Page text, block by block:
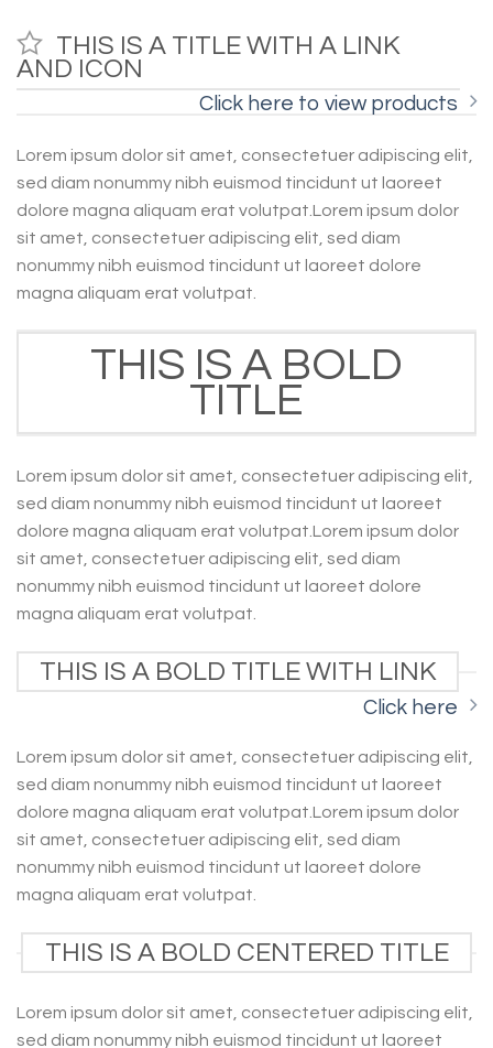
THIS IS A TITLE WITH A LINK
AND ICON
Click here to view products
Lorem ipsum dolor sit amet, consectetuer adipiscing elit,
sed diam nonummy nibh euismod tincidunt ut laoreet
dolore magna aliquam erat volutpat.Lorem ipsum dolor
sit amet, consectetuer adipiscing elit, sed diam
nonummy nibh euismod tincidunt ut laoreet dolore
magna aliquam erat volutpat.
THIS IS A BOLD
TITLE
Lorem ipsum dolor sit amet, consectetuer adipiscing elit,
sed diam nonummy nibh euismod tincidunt ut laoreet
dolore magna aliquam erat volutpat.Lorem ipsum dolor
sit amet, consectetuer adipiscing elit, sed diam
nonummy nibh euismod tincidunt ut laoreet dolore
magna aliquam erat volutpat.
THIS IS A BOLD TITLE WITH LINK
Click here
Lorem ipsum dolor sit amet, consectetuer adipiscing elit,
sed diam nonummy nibh euismod tincidunt ut laoreet
dolore magna aliquam erat volutpat.Lorem ipsum dolor
sit amet, consectetuer adipiscing elit, sed diam
nonummy nibh euismod tincidunt ut laoreet dolore
magna aliquam erat volutpat.
THIS IS A BOLD CENTERED TITLE
Lorem ipsum dolor sit amet, consectetuer adipiscing elit,
sed diam nonummy nibh euismod tincidunt ut laoreet